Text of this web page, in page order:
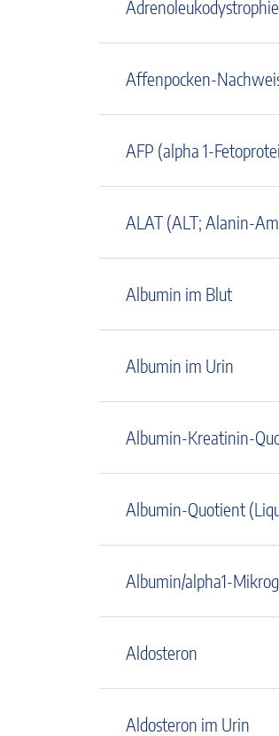
Affenpocken-
AFP (alpha 1-
ALAT (ALT; Alanin-
Albumin im Blut
Albumin im Urin
Albumin-Kreatinin-
Albumin-Quotient
Albumin/alpha1-
Aldosteron
Aldosteron im Urin